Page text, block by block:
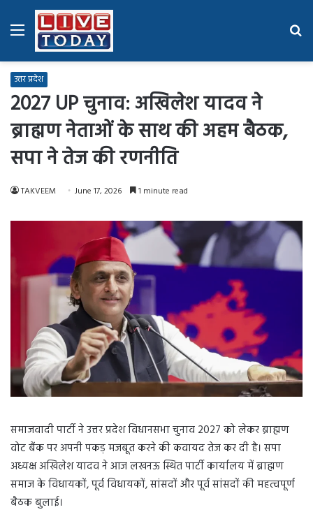
Menu
उत्तर प्रदेश
2027 UP चुनाव: अखिलेश यादव ने
ब्राह्मण नेताओं के साथ की अहम बैठक,
सपा ने तेज की रणनीति
TAKVEEM June 17, 2026 1 minute read
समाजवादी पार्टी ने उत्तर प्रदेश विधानसभा चुनाव 2027 को लेकर ब्राह्मण
वोट बैंक पर अपनी पकड़ मजबूत करने की कवायद तेज कर दी है। सपा
अध्यक्ष अखिलेश यादव ने आज लखनऊ स्थित पार्टी कार्यालय में ब्राह्मण
समाज के विधायकों, पूर्व विधायकों, सांसदों और पूर्व सांसदों की महत्वपूर्ण
बैठक बुलाई।